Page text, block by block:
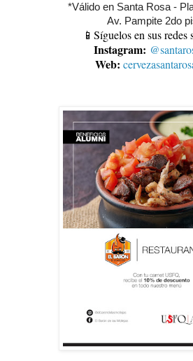
*Válido en Santa Rosa -
Av. Pampite 2do
📱Síguelos en sus redes
Instagram:
Web: